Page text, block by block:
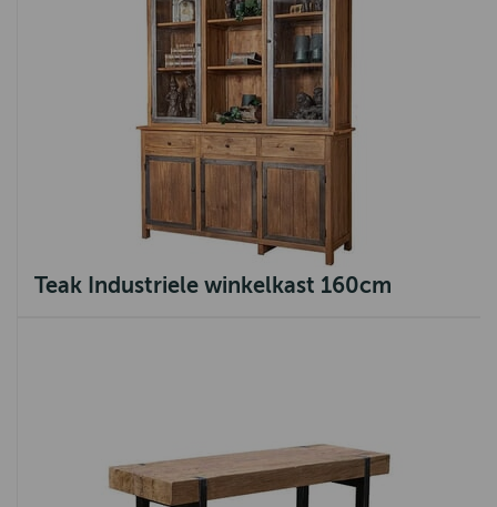
Teak Industriele winkelkast 160cm